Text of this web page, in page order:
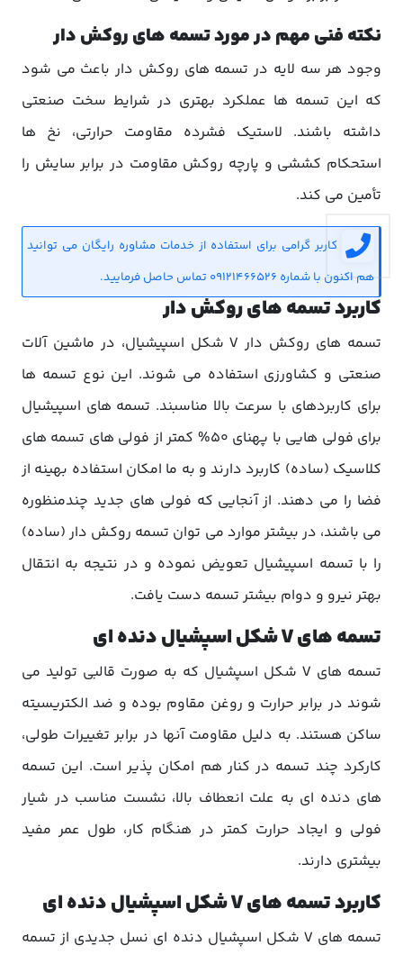
نکته فنی مهم در مورد تسمه های روکش دار
وجود هر سه لایه در تسمه های روکش دار باعث می شود
که این تسمه ها عملکرد بهتری در شرایط سخت صنعتی
داشته باشند. لاستیک فشرده مقاومت حرارتی، نخ ها
استحکام کششی و پارچه روکش مقاومت در برابر سایش را
تأمین می کند.
کاربر گرامی برای استفاده از خدمات مشاوره رایگان می توانید
هم اکنون با شماره 09121466526 تماس حاصل فرمایید.
کاربرد تسمه های روکش دار
تسمه های روکش دار V شکل اسپیشیال، در ماشین آلات
صنعتی و کشاورزی استفاده می شوند. این نوع تسمه ها
برای کاربردهای با سرعت بالا مناسبند. تسمه های اسپیشیال
برای فولی هایی با پهنای 50% کمتر از فولی های تسمه های
کلاسیک (ساده) کاربرد دارند و به ما امکان استفاده بهینه از
فضا را می دهند. از آنجایی که فولی های جدید چندمنظوره
می باشند، در بیشتر موارد می توان تسمه روکش دار (ساده)
را با تسمه اسپیشیال تعویض نموده و در نتیجه به انتقال
بهتر نیرو و دوام بیشتر تسمه دست یافت.
تسمه های V شکل اسپشیال دنده ای
تسمه های V شکل اسپشیال که به صورت قالبی تولید می
شوند در برابر حرارت و روغن مقاوم بوده و ضد الکتریسیته
ساکن هستند. به دلیل مقاومت آنها در برابر تغییرات طولی،
کارکرد چند تسمه در کنار هم امکان پذیر است. این تسمه
های دنده ای به علت انعطاف بالا، نشست مناسب در شیار
فولی و ایجاد حرارت کمتر در هنگام کار، طول عمر مفید
بیشتری دارند.
کاربرد تسمه های V شکل اسپشیال دنده ای
تسمه های V شکل اسپشیال دنده ای نسل جدیدی از تسمه